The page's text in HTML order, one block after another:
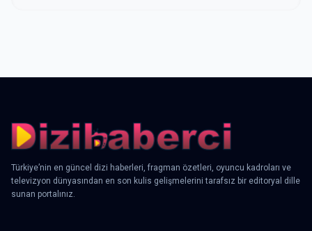
Türkiye’nin en güncel dizi haberleri, fragman özetleri, oyuncu kadroları ve
televizyon dünyasından en son kulis gelişmelerini tarafsız bir editoryal dille
sunan portalınız.